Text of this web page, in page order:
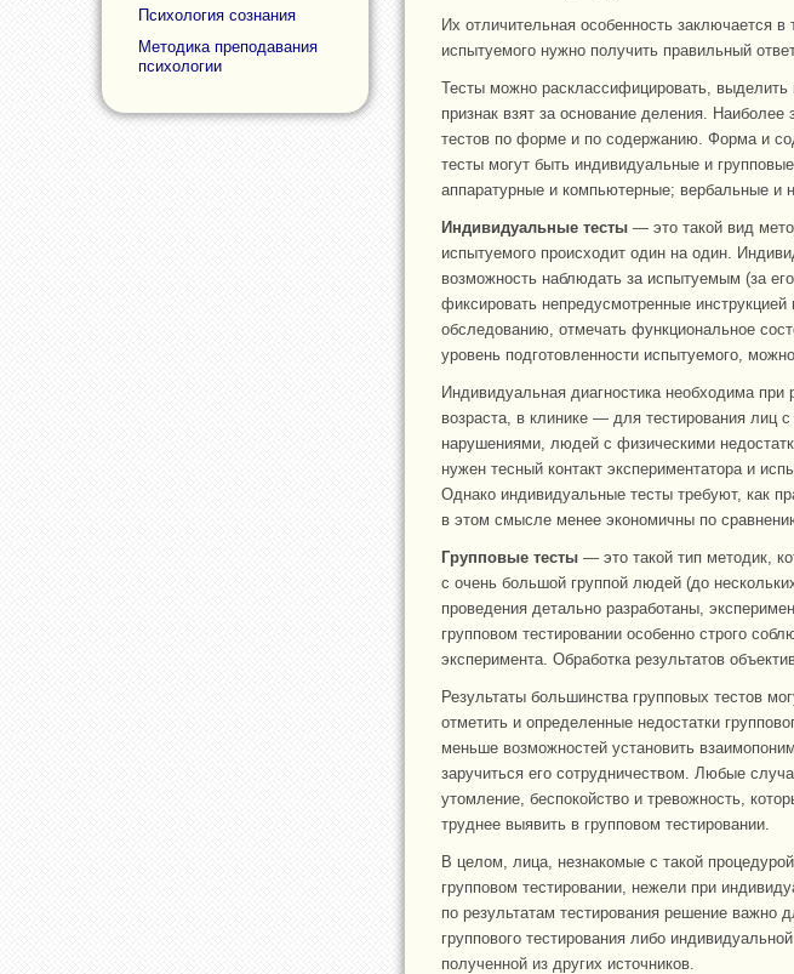
Психология сознания
Методика преподавания
психологии
Их отличительная особенность заключается
испытуемого нужно получить правильный
Тесты можно расклассифицировать, выделить
признак взят за основание деления.
тестов по форме и по содержанию. Форма и
тесты могут быть индивидуальные и
аппаратурные и компьютерные; вербальные и
Индивидуальные тесты — это такой вид
испытуемого происходит один на один.
возможность наблюдать за испытуемым (за
фиксировать непредусмотренные
обследованию, отмечать функциональное
уровень подготовленности испытуемого,
Индивидуальная диагностика необходима
возраста, в клинике — для тестирования лиц
нарушениями, людей с физическими
нужен тесный контакт экспериментатора и
Однако индивидуальные тесты требуют, как
в этом смысле менее экономичны по
Групповые тесты — это такой тип методик,
с очень большой группой людей (до
проведения детально разработаны,
групповом тестировании особенно строго
эксперимента. Обработка результатов
Результаты большинства групповых тестов
отметить и определенные недостатки
меньше возможностей установить
заручиться его сотрудничеством. Любые
утомление, беспокойство и тревожность,
труднее выявить в групповом тестировании.
В целом, лица, незнакомые с такой
групповом тестировании, нежели при
по результатам тестирования решение важно
группового тестирования либо
полученной из других источников.